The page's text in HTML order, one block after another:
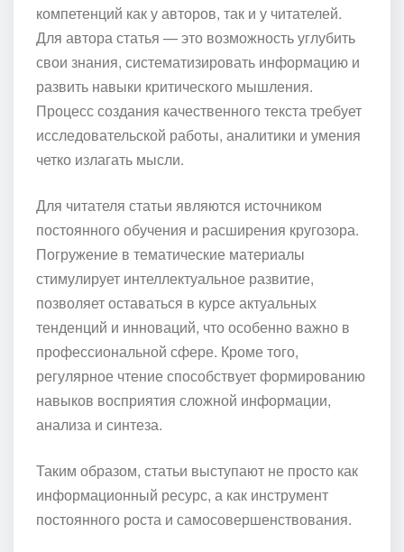
компетенций как у авторов, так и у читателей.
Для автора статья — это возможность углубить
свои знания, систематизировать информацию и
развить навыки критического мышления.
Процесс создания качественного текста требует
исследовательской работы, аналитики и умения
четко излагать мысли.
Для читателя статьи являются источником
постоянного обучения и расширения кругозора.
Погружение в тематические материалы
стимулирует интеллектуальное развитие,
позволяет оставаться в курсе актуальных
тенденций и инноваций, что особенно важно в
профессиональной сфере. Кроме того,
регулярное чтение способствует формированию
навыков восприятия сложной информации,
анализа и синтеза.
Таким образом, статьи выступают не просто как
информационный ресурс, а как инструмент
постоянного роста и самосовершенствования.